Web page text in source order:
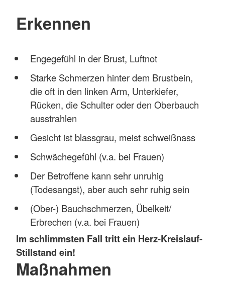
Erkennen
Engegefühl in der Brust, Luftnot
Starke Schmerzen hinter dem Brustbein,
die oft in den linken Arm, Unterkiefer,
Rücken, die Schulter oder den Oberbauch
ausstrahlen
Gesicht ist blassgrau, meist schweißnass
Schwächegefühl (v.a. bei Frauen)
Der Betroffene kann sehr unruhig
(Todesangst), aber auch sehr ruhig sein
(Ober-) Bauchschmerzen, Übelkeit/
Erbrechen (v.a. bei Frauen)
Im schlimmsten Fall tritt ein Herz-Kreislauf-
Stillstand ein!
Maßnahmen